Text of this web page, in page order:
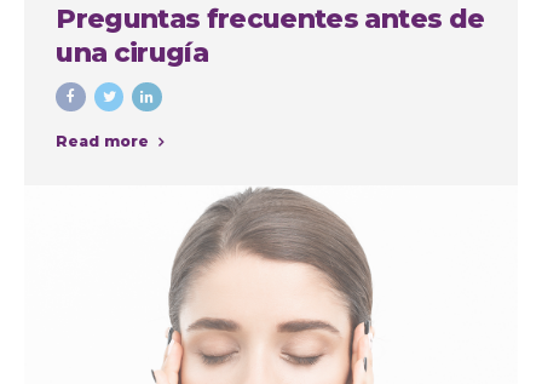
Preguntas frecuentes antes de
una cirugía
Read more